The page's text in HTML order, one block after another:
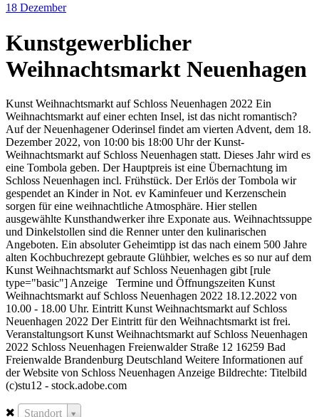
18 Dezember
Kunstgewerblicher
Weihnachtsmarkt Neuenhagen
Kunst Weihnachtsmarkt auf Schloss Neuenhagen 2022 Ein
Weihnachtsmarkt auf einer echten Insel, ist das nicht romantisch?
Auf der Neuenhagener Oderinsel findet am vierten Advent, dem 18.
Dezember 2022, von 10:00 bis 18:00 Uhr der Kunst-
Weihnachtsmarkt auf Schloss Neuenhagen statt. Dieses Jahr wird es
eine Tombola geben. Der Hauptpreis ist eine Übernachtung im
Schloss Neuenhagen incl. Frühstück. Der Erlös der Tombola wir
gespendet an Kinder in Not. ev Kaminfeuer und Kerzenschein
sorgen für eine weihnachtliche Atmosphäre. Hier stellen
ausgewählte Kunsthandwerker ihre Exponate aus. Weihnachtssuppe
und Dinkelstollen sind die Renner unter den kulinarischen
Angeboten. Ein absoluter Geheimtipp ist das nach einem 500 Jahre
alten Kochbuchrezept gebraute Glühbier, welches es so nur auf dem
Kunst Weihnachtsmarkt auf Schloss Neuenhagen gibt [rule
type="basic"] Anzeige Termine und Öffnungszeiten Kunst
Weihnachtsmarkt auf Schloss Neuenhagen 2022 18.12.2022 von
10.00 - 18.00 Uhr. Eintritt Kunst Weihnachtsmarkt auf Schloss
Neuenhagen 2022 Der Eintritt für den Weihnachtsmarkt ist frei.
Veranstaltungsort Kunst Weihnachtsmarkt auf Schloss Neuenhagen
2022 Schloss Neuenhagen Freienwalder Straße 12 16259 Bad
Freienwalde Brandenburg Deutschland Weitere Informationen auf
der Website von Schloss Neuenhagen Anzeige Bildrechte: Titelbild
(c)stu12 - stock.adobe.com
Standort